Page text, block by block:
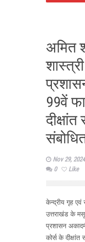
अमित
99वें
Nov 29, 2024
0
Like
केन्द्रीय गृह एवं
उत्तराखंड के
प्रशासन
कोर्स के दीक्षांत